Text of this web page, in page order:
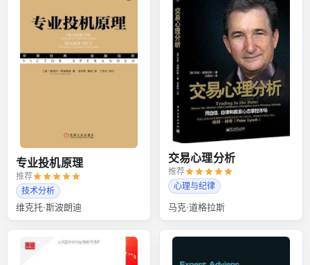
专业投机原理
推荐
技术分析
维克托·斯波朗迪
交易心理分析
推荐
心理与纪律
马克·道格拉斯